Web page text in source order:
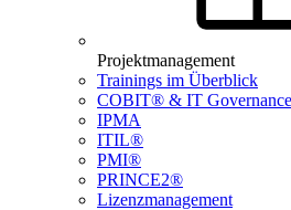
Projektmanagement
Trainings im Überblick
COBIT® & IT Governance
IPMA
ITIL®
PMI®
PRINCE2®
Lizenzmanagement